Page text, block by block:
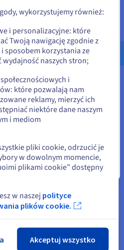
gotowy?
i włącz usługi
PLNi utwórz pierwszy projekt
Cloud
teraz
produkty w
website
Angielski USD - $
lub
stronie
Zamknij
wykorzystujemy również:
i personalizacyjne: które
Twoją nawigację zgodnie z
sposobem korzystania ze
wydajność naszych stron;
i
które pozwalają nam
reklamy, mierzyć ich
niektóre dane naszym
i mediom
pliki cookie, odrzucić je
w dowolnym momencie,
plikami cookie” dostępny
w naszej polityce
plików cookie.
Akceptuj wszystko